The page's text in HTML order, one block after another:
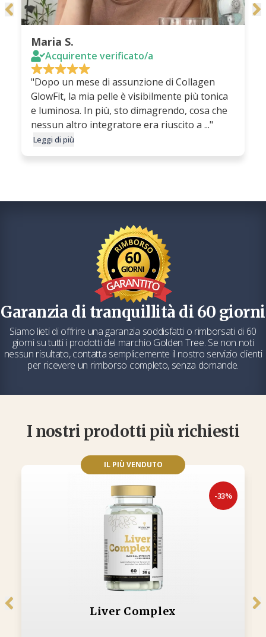
Maria S.
Acquirente verificato/a
"Dopo un mese di assunzione di Collagen
GlowFit, la mia pelle è visibilmente più tonica
e luminosa. In più, sto dimagrendo, cosa che
nessun altro integratore era riuscito a ..."
Leggi di più
Garanzia di tranquillità di 60 giorni
Siamo lieti di offrire una garanzia soddisfatti o rimborsati di 60
giorni su tutti i prodotti del marchio Golden Tree. Se non noti
nessun risultato, contatta semplicemente il nostro servizio clienti
per ricevere un rimborso completo, senza domande.
I nostri prodotti più richiesti
IL PIÙ VENDUTO
-33%
Liver Complex